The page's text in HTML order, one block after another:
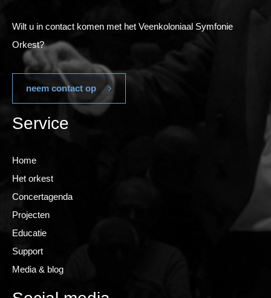
Wilt u in contact komen met het Veenkoloniaal Symfonie
Orkest?
neem contact op
Service
Home
Het orkest
Concertagenda
Projecten
Educatie
Support
Media & blog